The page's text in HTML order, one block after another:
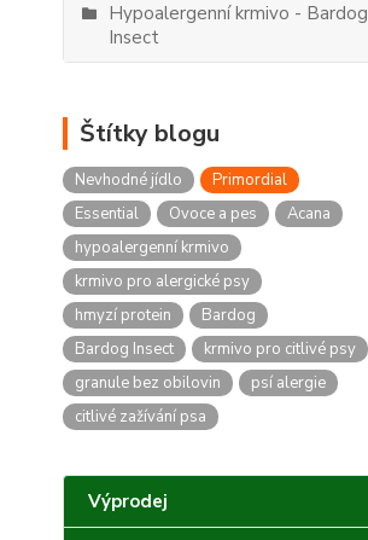
Hypoalergenní krmivo - Bardog
Insect
Štítky blogu
Nevhodné jídlo
Primordial
Essential
Ovoce a pes
Acana
hypoalergenní krmivo
krmivo pro alergické psy
hmyzí protein
Bardog
Bardog Insect
krmivo pro citlivé psy
granule bez obilovin
psí alergie
citlivé zažívání psa
Výprodej